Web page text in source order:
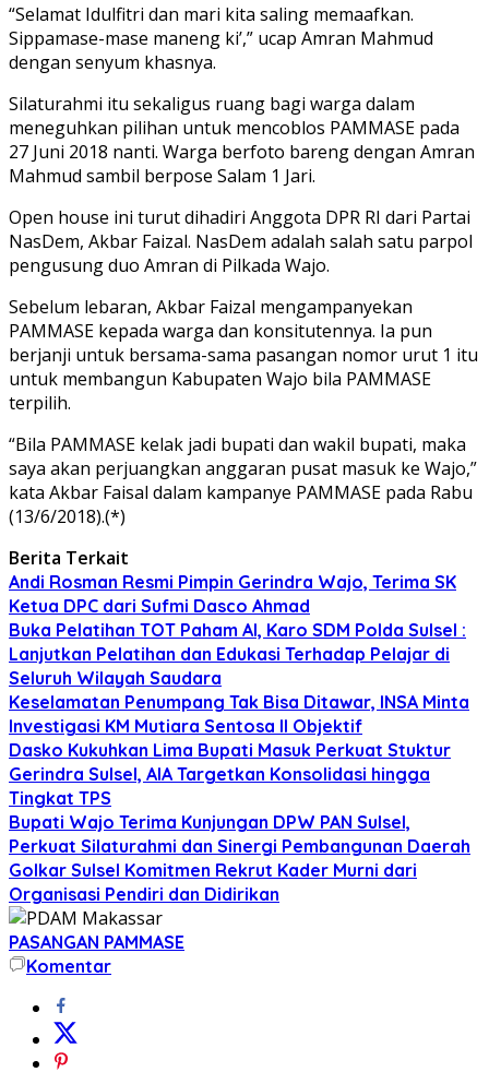
“Selamat Idulfitri dan mari kita saling memaafkan.
Sippamase-mase maneng ki’,” ucap Amran Mahmud
dengan senyum khasnya.
Silaturahmi itu sekaligus ruang bagi warga dalam
meneguhkan pilihan untuk mencoblos PAMMASE pada
27 Juni 2018 nanti. Warga berfoto bareng dengan Amran
Mahmud sambil berpose Salam 1 Jari.
Open house ini turut dihadiri Anggota DPR RI dari Partai
NasDem, Akbar Faizal. NasDem adalah salah satu parpol
pengusung duo Amran di Pilkada Wajo.
Sebelum lebaran, Akbar Faizal mengampanyekan
PAMMASE kepada warga dan konsitutennya. Ia pun
berjanji untuk bersama-sama pasangan nomor urut 1 itu
untuk membangun Kabupaten Wajo bila PAMMASE
terpilih.
“Bila PAMMASE kelak jadi bupati dan wakil bupati, maka
saya akan perjuangkan anggaran pusat masuk ke Wajo,”
kata Akbar Faisal dalam kampanye PAMMASE pada Rabu
(13/6/2018).(*)
Berita Terkait
Andi Rosman Resmi Pimpin Gerindra Wajo, Terima SK
Ketua DPC dari Sufmi Dasco Ahmad
Buka Pelatihan TOT Paham AI, Karo SDM Polda Sulsel :
Lanjutkan Pelatihan dan Edukasi Terhadap Pelajar di
Seluruh Wilayah Saudara
Keselamatan Penumpang Tak Bisa Ditawar, INSA Minta
Investigasi KM Mutiara Sentosa II Objektif
Dasko Kukuhkan Lima Bupati Masuk Perkuat Stuktur
Gerindra Sulsel, AIA Targetkan Konsolidasi hingga
Tingkat TPS
Bupati Wajo Terima Kunjungan DPW PAN Sulsel,
Perkuat Silaturahmi dan Sinergi Pembangunan Daerah
Golkar Sulsel Komitmen Rekrut Kader Murni dari
Organisasi Pendiri dan Didirikan
PASANGAN PAMMASE
Komentar